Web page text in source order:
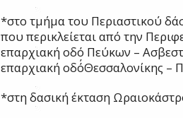
*στο τμήμα του Περιαστικού
που περικλείεται από την
επαρχιακή οδό Πεύκων –
επαρχιακή οδό΄Θεσσαλονίκης –
*στη δασική έκταση